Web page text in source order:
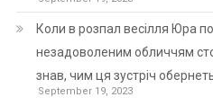
Коли в розпал весілля Юра
незадоволеним обличчям
знав, чим ця зустріч
September 19, 2023